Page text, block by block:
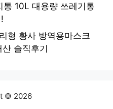
10L 대용량 쓰레기통
형 황사 방역용마스크
솔직후기
© 2026